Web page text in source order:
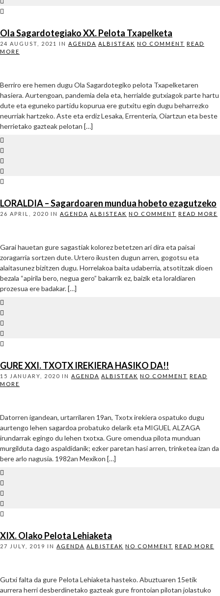
Ola Sagardotegiako XX. Pelota Txapelketa
24 AUGUST, 2021 IN AGENDA ALBISTEAK NO COMMENT READ
MORE
Berriro ere hemen dugu Ola Sagardotegiko pelota Txapelketaren
hasiera. Aurtengoan, pandemia dela eta, herrialde gutxiagok parte hartu
dute eta eguneko partidu kopurua ere gutxitu egin dugu beharrezko
neurriak hartzeko. Aste eta erdiz Lesaka, Errenteria, Oiartzun eta beste
herrietako gazteak pelotan […]
LORALDIA – Sagardoaren mundua hobeto ezagutzeko
26 APRIL, 2020 IN AGENDA ALBISTEAK NO COMMENT READ MORE
Garai hauetan gure sagastiak kolorez betetzen ari dira eta paisai
zoragarria sortzen dute. Urtero ikusten dugun arren, gogotsu eta
alaitasunez bizitzen dugu. Horrelakoa baita udaberria, atsotitzak dioen
bezala “apirila bero, negua gero” bakarrik ez, baizik eta loraldiaren
prozesua ere badakar. […]
GURE XXI. TXOTX IREKIERA HASIKO DA!!
15 JANUARY, 2020 IN AGENDA ALBISTEAK NO COMMENT READ
MORE
Datorren igandean, urtarrilaren 19an, Txotx irekiera ospatuko dugu
aurtengo lehen sagardoa probatuko delarik eta MIGUEL ALZAGA
irundarrak egingo du lehen txotxa. Gure omendua pilota munduan
murgilduta dago aspaldidanik; ezker paretan hasi arren, trinketea izan da
bere arlo nagusia. 1982an Mexikon […]
XIX. Olako Pelota Lehiaketa
27 JULY, 2019 IN AGENDA ALBISTEAK NO COMMENT READ MORE
Gutxi falta da gure Pelota Lehiaketa hasteko. Abuztuaren 15etik
aurrera herri desberdinetako gazteak gure frontoian pilotan jolastuko